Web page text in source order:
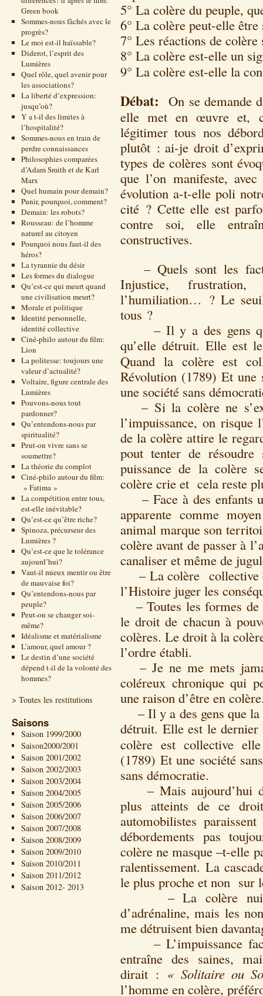
Green book
Sommes-nous fâchés avec le
progrès?
Le moi est-il haïssable?
Diderot, l’esprit des
Lumières
Quel rôle, quel avenir pour
les associations?
La liberté d’expression:
jusqu’où?
Y a t-il des limites à
l’hospitalité?
Sommes-nous en train de
perdre connaissances
Philosophies comparées
d’Adam Smith et de Karl
Marx
Quel humain pour demain?
Punir, pourquoi, comment?
Demain: les robots?
Rousseau: de l’homme
naturel au citoyen
Pourquoi nous faut-il des
héros?
La tyrannie du désir
Les formes du dialogue
Qu’est-ce qui meurt quand
une civilisation meurt?
Morale et politique
Identité personnelle,
identité collective
Ciné-philo autour du film:
Lion
La politesse: toujours une
valeur d’actualité?
Voltaire, figure centrale des
Lumières
Pouvons-nous tout
pardonner?
Qu’entendons-nous par
spiritualité?
Peut-on vivre sans se
soumettre?
La théorie du complot
Ciné-philo autour du film:
» Fatima »
La compétition entre tous,
est-elle inévitable?
Qu’est-ce qu’être riche?
Spinoza, précurseur des
Lumières ?
Qu’est-ce que le tolérance
aujourd’hui?
Vaut-il mieux mentir ou être
de mauvaise foi?
Qu’entendons-nous par
peuple?
Peut-on se changer soi-
même?
Idéalisme et matérialisme
L’amour, quel amour ?
Le destin d’une société
dépend t-il de la volonté des
hommes?
> Toutes les restitutions
Saisons
Saison 1999/2000
Saison2000/2001
Saison 2001/2002
Saison 2002/2003
Saison 2003/2004
Saison 2004/2005
Saison 2005/2006
Saison 2006/2007
Saison 2007/2008
Saison 2008/2009
Saison 2009/2010
Saison 2010/2011
Saison 2011/2012
Saison 2012- 2013
5° La colère du peuple,
6° La colère peut-elle
7° Les réactions de colère
8° La colère est-elle un
9° La colère est-elle la
Débat:On se demande
elle met en œuvre et,
légitimer tous nos
plutôt : ai-je droit
types de colères sont
que l’on manifeste,
évolution a-t-elle poli
cité ? Cette elle est
contre soi, elle
constructives.
– Quels sont les
Injustice, frustration,
l’humiliation… ? Le
tous ?
– Il y a des gens que
qu’elle détruit. Elle est
Quand la colère est
Révolution (1789) Et une
une société sans
– Si la colère ne
l’impuissance, on risque
de la colère attire le
pout tenter de
puissance de la colère
colère crie et cela reste
– Face à des enfants
apparente comme
animal marque son
colère avant de passer à
canaliser et même de
– La colère collective
l’Histoire juger les
– Toutes les formes de
le droit de chacun à
colères. Le droit à la
l’ordre établi.
– Je ne me mets
coléreux chronique qui
une raison d’être en
– Il y a des gens que la
détruit. Elle est le
colère est collective
(1789) Et une société
sans démocratie.
– Mais aujourd’hui
plus atteints de ce
automobilistes
débordements pas
colère ne masque –t-elle
ralentissement. La
le plus proche et non sur
– La colère nuit à
d’adrénaline, mais les
me détruisent bien
– L’impuissance
entraîne des saines,
dirait : « Solitaire ou
l’homme en colère,